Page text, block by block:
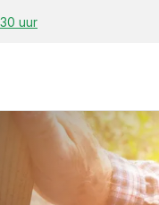
uur